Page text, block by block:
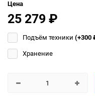
Цена
25 279 ₽
Подъём техники (+300
Хранение